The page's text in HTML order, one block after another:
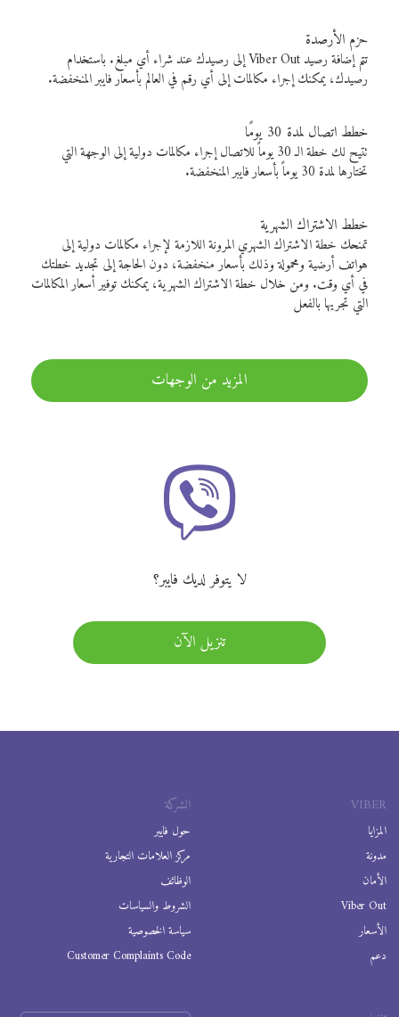
حزم الأرصدة
تتم إضافة رصيد Viber Out إلى رصيدك عند شراء أي مبلغ. باستخدام
رصيدك، يمكنك إجراء مكالمات إلى أي رقم في العالم بأسعار فايبر المنخفضة.
خطط اتصال لمدة 30 يومًا
تتيح لك خطة الـ 30 يوماً للاتصال إجراء مكالمات دولية إلى الوجهة التي
تختارها لمدة 30 يوماً بأسعار فايبر المنخفضة.
خطط الاشتراك الشهرية
تمنحك خطة الاشتراك الشهري المرونة اللازمة لإجراء مكالمات دولية إلى
هواتف أرضية ومحمولة وذلك بأسعار منخفضة، دون الحاجة إلى تجديد خطتك
في أي وقت. ومن خلال خطة الاشتراك الشهرية، يمكنك توفير أسعار المكالمات
التي تجريها بالفعل
المزيد من الوجهات
لا يتوفر لديك فايبر؟
تنزيل الآن
VIBER
المزايا
مدونة
الأمان
Viber Out
الأسعار
دعم
الشركة
حول فايبر
مركز العلامات التجارية
الوظائف
الشروط والسياسات
سياسة الخصوصية
Customer Complaints Code